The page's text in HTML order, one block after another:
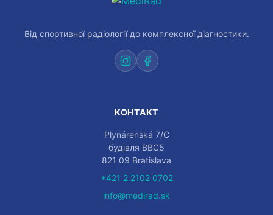
Від спортивної радіології до комплексної діагностики.
КОНТАКТ
Plynárenská 7/C
будівля BBC5
821 09 Bratislava
+421 2 2102 0702
info@medirad.sk